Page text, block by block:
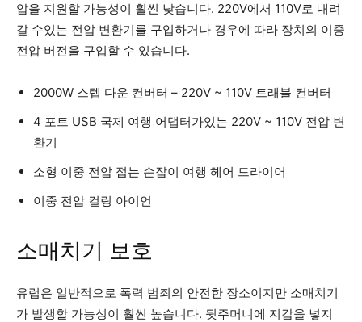
압을 지원할 가능성이 훨씬 낮습니다. 220V에서 110V로 내려
갈 수있는 전압 변환기를 구입하거나 경우에 따라 장치의 이중
전압 버전을 구입할 수 있습니다.
2000W 스텝 다운 컨버터 – 220V ~ 110V 트래블 컨버터
4 포트 USB 국제 여행 어댑터가있는 220V ~ 110V 전압 변
환기
소형 이중 전압 접는 손잡이 여행 헤어 드라이어
이중 전압 컬링 아이언
소매치기 보호
유럽은 일반적으로 폭력 범죄의 안전한 장소이지만 소매치기
가 발생할 가능성이 훨씬 높습니다. 뒷주머니에 지갑을 넣지